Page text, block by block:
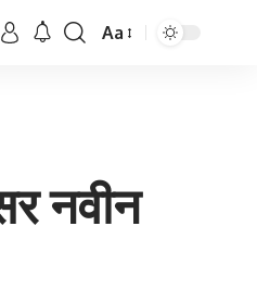
Aa
नवीन